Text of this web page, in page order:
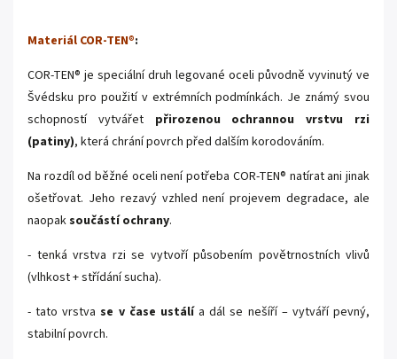
Materiál COR-TEN®:
COR-TEN® je speciální druh legované oceli původně vyvinutý ve
Švédsku pro použití v extrémních podmínkách. Je známý svou
schopností vytvářet přirozenou ochrannou vrstvu rzi
(patiny), která chrání povrch před dalším korodováním.
Na rozdíl od běžné oceli není potřeba COR-TEN® natírat ani jinak
ošetřovat. Jeho rezavý vzhled není projevem degradace, ale
naopaksoučástí ochrany.
- tenká vrstva rzi se vytvoří působením povětrnostních vlivů
(vlhkost + střídání sucha).
- tato vrstvase v čase ustálía dál se nešíří – vytváří pevný,
stabilní povrch.